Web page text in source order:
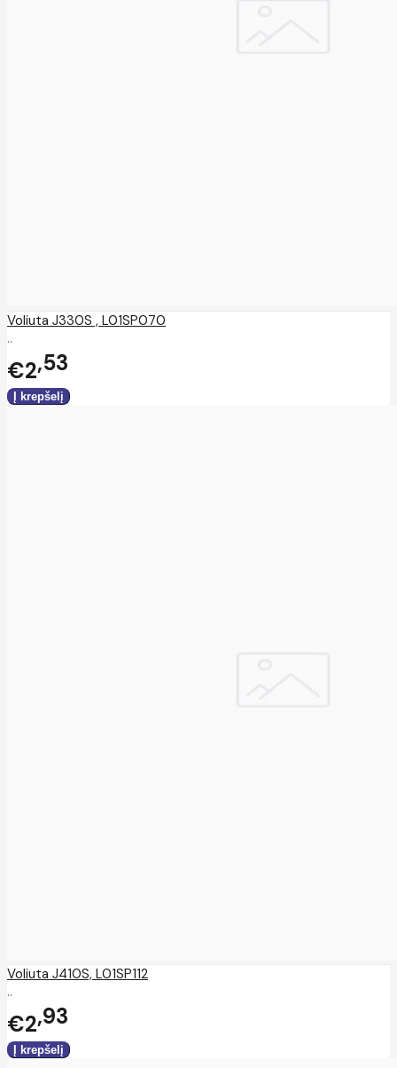
Voliuta J330S , L01SP070
..
€2 53
Voliuta J410S, L01SP112
..
€2 93